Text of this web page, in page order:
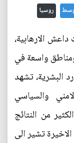
روسيا
الارهابية،
واسعة في
البشرية، تشهد
والسياسي
من النتائج
تشير الى